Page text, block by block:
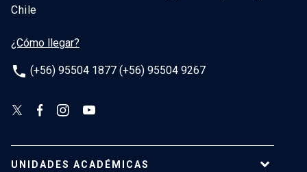
Chile
¿Cómo llegar?
phone (+56) 95504 1877 (+56) 95504 9267
UNIDADES ACADÉMICAS